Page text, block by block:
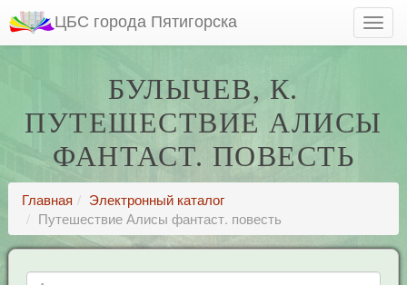
ЦБС города Пятигорска
БУЛЫЧЕВ, К.
ПУТЕШЕСТВИЕ АЛИСЫ
ФАНТАСТ. ПОВЕСТЬ
Главная
Электронный каталог
Путешествие Алисы фантаст. повесть